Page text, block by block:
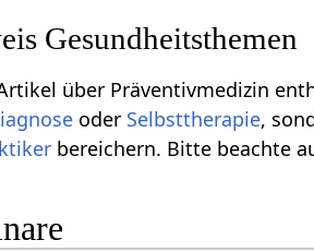
Gesundheitsthemen
über Präventivmedizin
oder Selbsttherapie,
bereichern. Bitte beachte